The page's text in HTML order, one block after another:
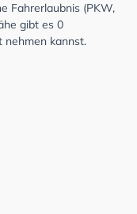
Fahrerlaubnis (PKW,
gibt es 0
nehmen kannst.